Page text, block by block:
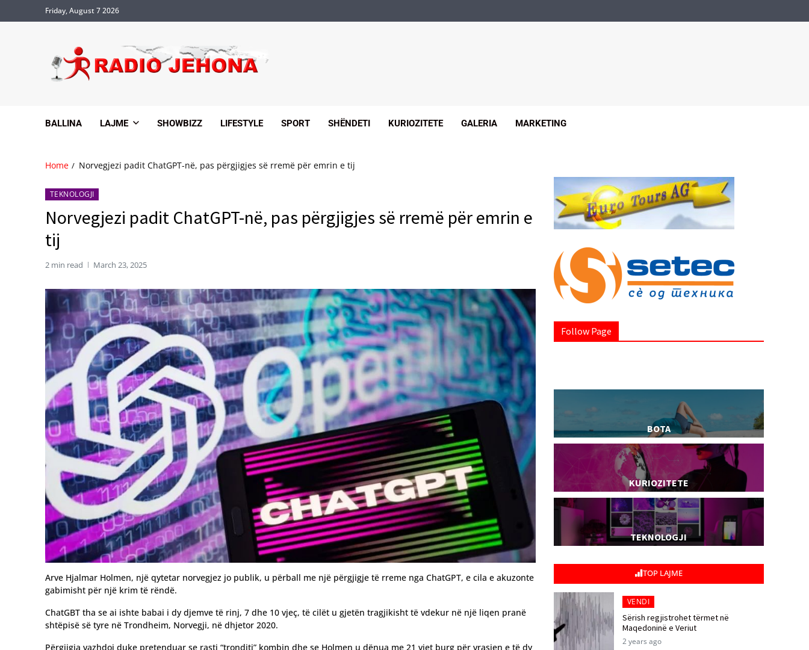
Friday, August 7 2026
BALLINA LAJME SHOWBIZZ LIFESTYLE SPORT SHËNDETI KURIOZITETE GALERIA MARKETING
Home Norvegjezi padit ChatGPT-në, pas përgjigjes së rremë për emrin e tij
TEKNOLOGJI
Norvegjezi padit ChatGPT-në, pas përgjigjes së rremë për emrin e
tij
2 min read March 23, 2025
Arve Hjalmar Holmen, një qytetar norvegjez jo publik, u përball me një përgjigje të rreme nga ChatGPT, e cila e akuzonte
gabimisht për një krim të rëndë.
ChatGBT tha se ai ishte babai i dy djemve të rinj, 7 dhe 10 vjeç, të cilët u gjetën tragjikisht të vdekur në një liqen pranë
shtëpisë së tyre në Trondheim, Norvegji, në dhjetor 2020.
Përgjigja vazhdoi duke pretenduar se rasti “tronditi” kombin dhe se Holmen u dënua me 21 vjet burg për vrasjen e të dy
Follow Page
BOTA
KURIOZITETE
TEKNOLOGJI
TOP LAJME
VENDI
Sërish regjistrohet tërmet në
Maqedoninë e Veriut
2 years ago